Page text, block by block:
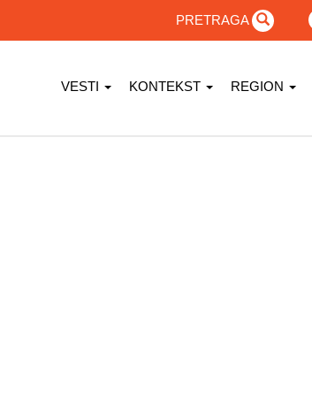
PRETRAGA
VESTI KONTEKST REGION